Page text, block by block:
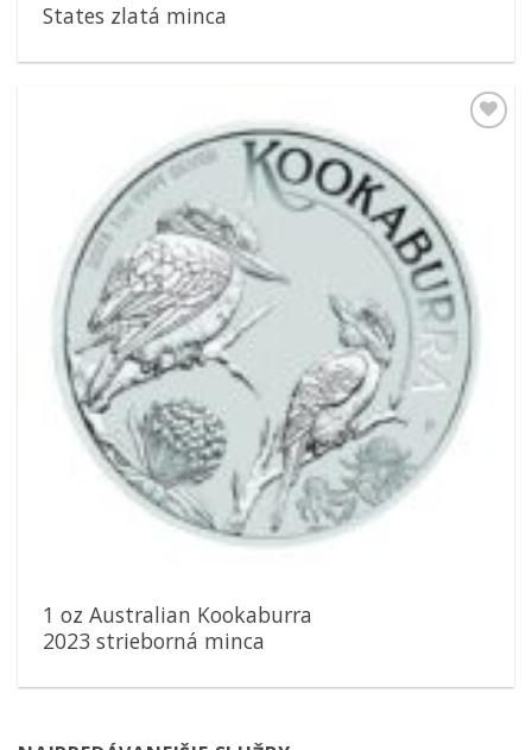
States zlatá minca
1 oz Australian Kookaburra
2023 strieborná minca